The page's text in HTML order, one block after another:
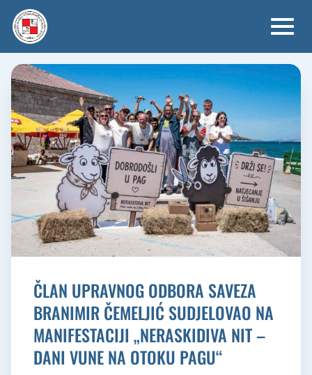
content
ČLAN UPRAVNOG ODBORA SAVEZA
BRANIMIR ČEMELJIĆ SUDJELOVAO NA
MANIFESTACIJI „NERASKIDIVA NIT –
DANI VUNE NA OTOKU PAGU“